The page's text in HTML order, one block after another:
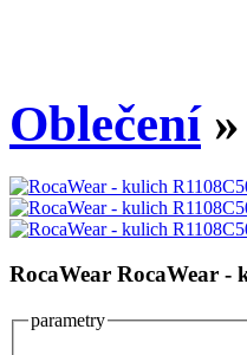
Oblečení»
RocaWear RocaWear -
parametry